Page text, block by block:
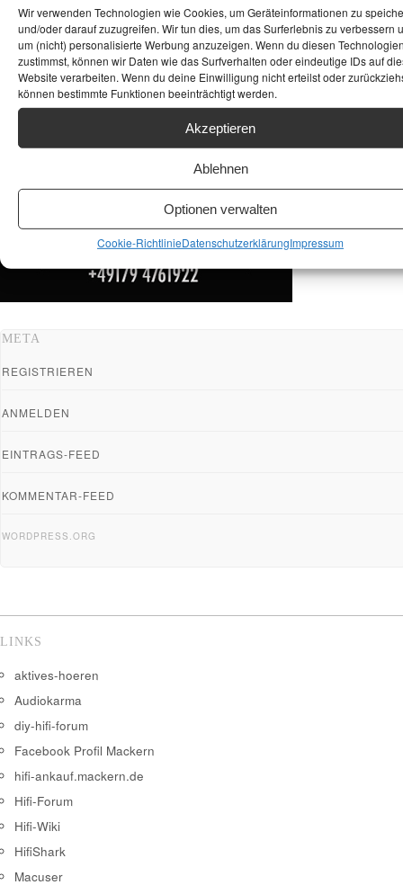
Wir verwenden Technologien wie Cookies, um Geräteinformationen zu
und/oder darauf zuzugreifen. Wir tun dies, um das Surferlebnis zu verbessern
um (nicht) personalisierte Werbung anzuzeigen. Wenn du diesen
zustimmst, können wir Daten wie das Surfverhalten oder eindeutige IDs auf
Website verarbeiten. Wenn du deine Einwilligung nicht erteilst oder
können bestimmte Funktionen beeinträchtigt werden.
Akzeptieren
Ablehnen
Optionen verwalten
Cookie-RichtlinieDatenschutzerklärungImpressum
META
REGISTRIEREN
ANMELDEN
EINTRAGS-FEED
KOMMENTAR-FEED
WORDPRESS.ORG
LINKS
aktives-hoeren
Audiokarma
diy-hifi-forum
Facebook Profil Mackern
hifi-ankauf.mackern.de
Hifi-Forum
Hifi-Wiki
HifiShark
Macuser